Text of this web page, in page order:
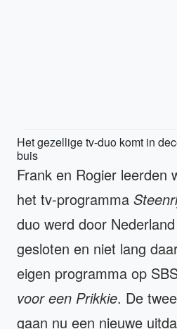
Het gezellige tv-duo komt in
buis
Frank en Rogier leerden
het tv-programma
duo werd door
gesloten en niet lang
eigen programma op
voor een Prikkie. De
gaan nu een nieuwe